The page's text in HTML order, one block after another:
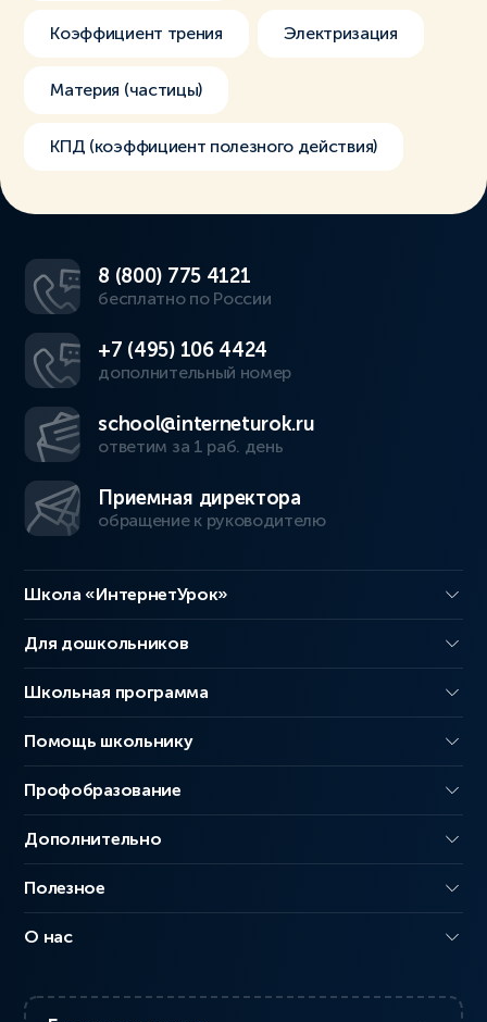
Коэффициент трения Электризация
Материя (частицы)
КПД (коэффициент полезного действия)
8 (800) 775 4121
бесплатно по России
+7 (495) 106 4424
дополнительный номер
school@interneturok.ru
ответим за 1 раб. день
Приемная директора
обращение к руководителю
Школа «ИнтернетУрок»
Для дошкольников
Школьная программа
Помощь школьнику
Профобразование
Дополнительно
Полезное
О нас